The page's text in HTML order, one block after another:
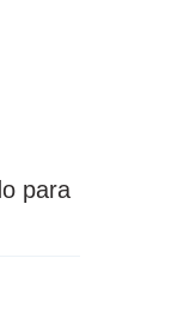
para